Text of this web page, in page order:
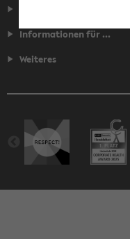
Informationen für ...
Weiteres